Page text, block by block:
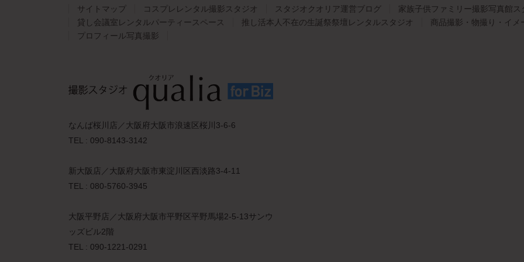
サイトマップ コスプレレンタル撮影スタジオ スタジオクオリア運営ブログ
家族子供ファミリー撮影写真館ス
貸し会議室レンタルパーティースペース
推し活本人不在の生誕祭祭壇レンタルスタジオ
商品撮影・物撮り・イメ
プロフィール写真撮影
なんば桜川店／大阪府大阪市浪速区桜川3-6-6
TEL : 090-8143-3142
新大阪店／大阪府大阪市東淀川区西淡路3-4-11
TEL : 080-5760-3945
大阪平野店／大阪府大阪市平野区平野馬場2-5-13サンウ
ッズビル2階
TEL : 090-1221-0291